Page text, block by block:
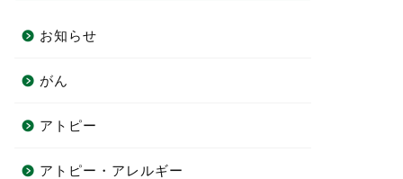
お知らせ
がん
アトピー
アトピー・アレルギー